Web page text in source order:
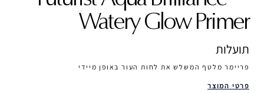
Watery Glow Primer
תועלות
פריימר מלטף המשלש את לחות העור באופן מיידי
פרטי המוצר